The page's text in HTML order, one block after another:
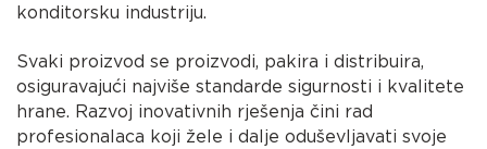
konditorsku industriju.
Svaki proizvod se proizvodi, pakira i distribuira,
osiguravajući najviše standarde sigurnosti i kvalitete
hrane. Razvoj inovativnih rješenja čini rad
profesionalaca koji žele i dalje oduševljavati svoje